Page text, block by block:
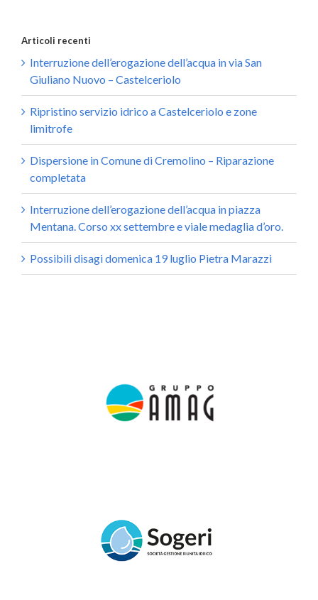
Articoli recenti
Interruzione dell’erogazione dell’acqua in via San
Giuliano Nuovo – Castelceriolo
Ripristino servizio idrico a Castelceriolo e zone
limitrofe
Dispersione in Comune di Cremolino – Riparazione
completata
Interruzione dell’erogazione dell’acqua in piazza
Mentana. Corso xx settembre e viale medaglia d’oro.
Possibili disagi domenica 19 luglio Pietra Marazzi